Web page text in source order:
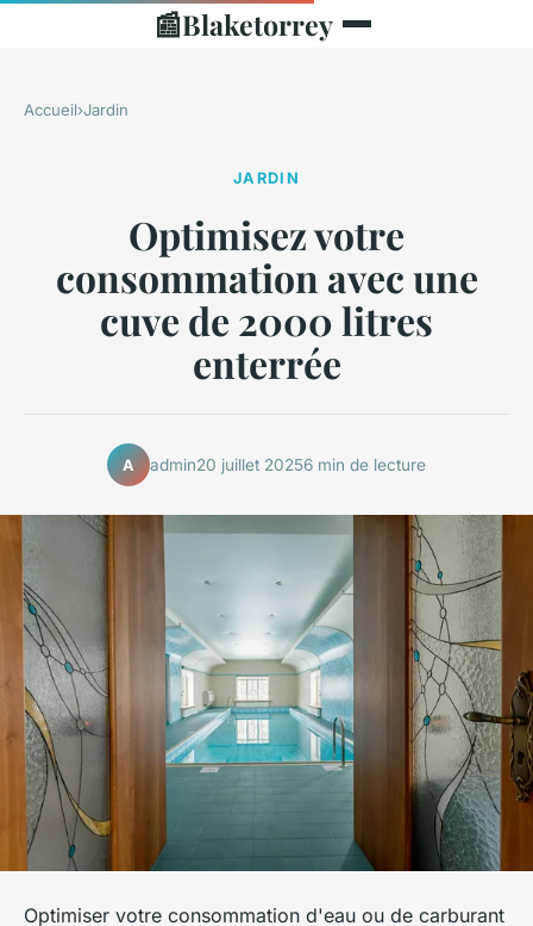
📰Blaketorrey
Accueil›Jardin
JARDIN
Optimisez votre
consommation avec une
cuve de 2000 litres
enterrée
A admin20 juillet 20256 min de lecture
Optimiser votre consommation d'eau ou de carburant